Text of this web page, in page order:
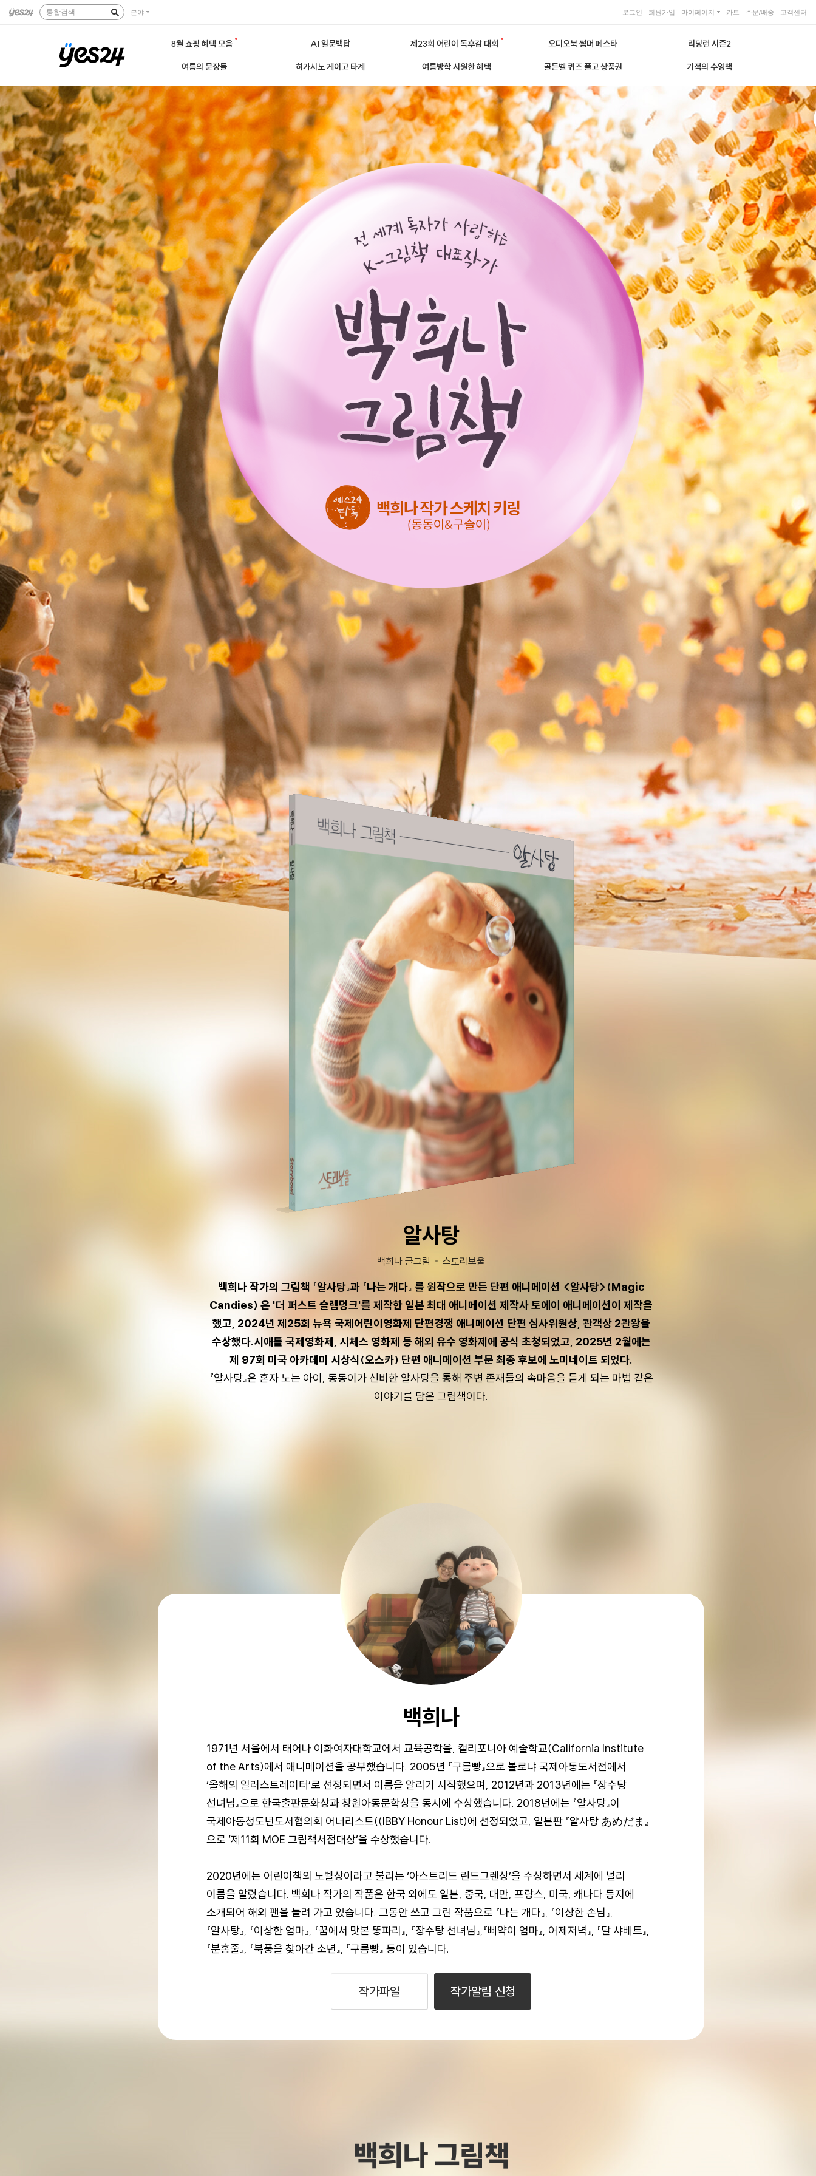
통합검색 분야 로그인 회원가입 마이페이지 카트 주문/배송 고객센터
8월 쇼핑 혜택 모음 AI 일문백답 제23회 어린이 독후감 대회 오디오북 썸머 페스타 리딩런 시즌2
여름의 문장들 히가시노 게이고 타계 여름방학 시원한 혜택 골든벨 퀴즈 풀고 상품권 기적의 수영책
알사탕
백희나 글그림 스토리보울
백희나 작가의 그림책 『알사탕』과 『나는 개다』 를 원작으로 만든 단편 애니메이션 <알사탕>(Magic
Candies) 은 '더 퍼스트 슬램덩크'를 제작한 일본 최대 애니메이션 제작사 토에이 애니메이션이 제작을
했고, 2024년 제25회 뉴욕 국제어린이영화제 단편경쟁 애니메이션 단편 심사위원상, 관객상 2관왕을
수상했다.시애틀 국제영화제, 시체스 영화제 등 해외 유수 영화제에 공식 초청되었고, 2025년 2월에는
제 97회 미국 아카데미 시상식(오스카) 단편 애니메이션 부문 최종 후보에 노미네이트 되었다.
『알사탕』은 혼자 노는 아이, 동동이가 신비한 알사탕을 통해 주변 존재들의 속마음을 듣게 되는 마법 같은
이야기를 담은 그림책이다.
백희나
1971년 서울에서 태어나 이화여자대학교에서 교육공학을, 캘리포니아 예술학교(California Institute
of the Arts)에서 애니메이션을 공부했습니다. 2005년 『구름빵』으로 볼로냐 국제아동도서전에서
‘올해의 일러스트레이터’로 선정되면서 이름을 알리기 시작했으며, 2012년과 2013년에는 『장수탕
선녀님』으로 한국출판문화상과 창원아동문학상을 동시에 수상했습니다. 2018년에는 『알사탕』이
국제아동청도년도서협의회 어너리스트((IBBY Honour List)에 선정되었고, 일본판 『알사탕 あめだま』
으로 ‘제11회 MOE 그림책서점대상’을 수상했습니다.
2020년에는 어린이책의 노벨상이라고 불리는 ‘아스트리드 린드그렌상’을 수상하면서 세계에 널리
이름을 알렸습니다. 백희나 작가의 작품은 한국 외에도 일본, 중국, 대만, 프랑스, 미국, 캐나다 등지에
소개되어 해외 팬을 늘려 가고 있습니다. 그동안 쓰고 그린 작품으로 『나는 개다』, 『이상한 손님』,
『알사탕』, 『이상한 엄마』, 『꿈에서 맛본 똥파리』, 『장수탕 선녀님』,『삐약이 엄마』, 어제저녁』, 『달 샤베트』,
『분홍줄』, 『북풍을 찾아간 소년』, 『구름빵』 등이 있습니다.
작가파일 작가알림 신청
백희나 그림책